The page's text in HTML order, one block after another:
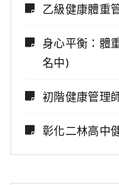
乙級健康體重
身心平衡：體
名中)
初階健康管理
彰化二林高中